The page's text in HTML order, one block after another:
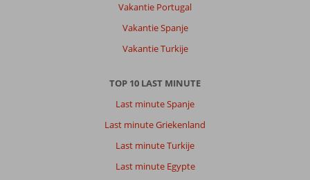
Vakantie Portugal
Vakantie Spanje
Vakantie Turkije
TOP 10 LAST MINUTE
Last minute Spanje
Last minute Griekenland
Last minute Turkije
Last minute Egypte